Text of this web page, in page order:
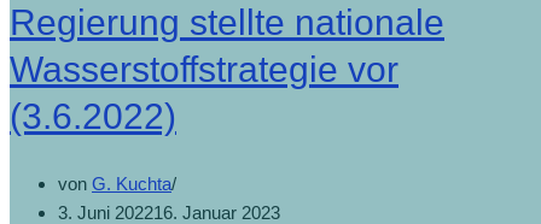
Regierung stellte nationale
Wasserstoffstrategie vor
(3.6.2022)
von G. Kuchta
3. Juni 202216. Januar 2023